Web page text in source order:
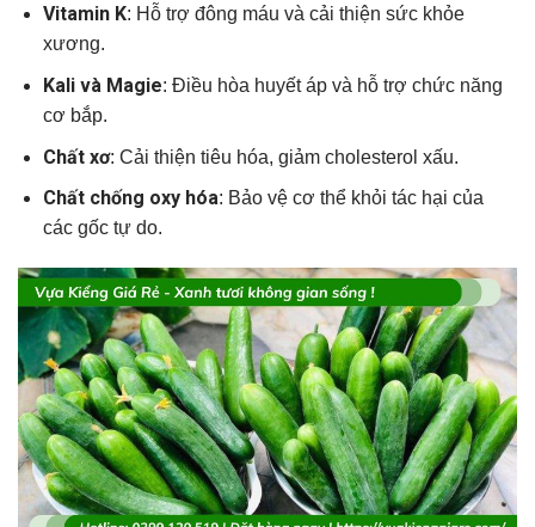
Vitamin K: Hỗ trợ đông máu và cải thiện sức khỏe
xương.
Kali và Magie: Điều hòa huyết áp và hỗ trợ chức năng
cơ bắp.
Chất xơ: Cải thiện tiêu hóa, giảm cholesterol xấu.
Chất chống oxy hóa: Bảo vệ cơ thể khỏi tác hại của
các gốc tự do.